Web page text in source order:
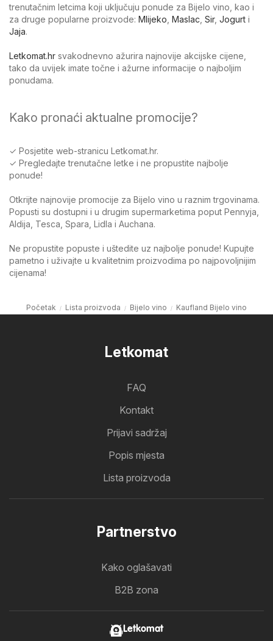
trenutačnim letcima koji uključuju ponude za Bijelo vino, kao i
za druge popularne proizvode: Mlijeko Maslac Sir, Jogurt i
Jaja.
Letkomat.hr svakodnevno ažurira najnovije akcijske cijene,
tako da uvijek imate točne i ažurne informacije o najboljim
ponudama.
Kako pronaći aktualne promocije?
✓ Posjetite web-stranicu Letkomat.hr.
✓ Pregledajte trenutačne letke i ne propustite najbolje
ponude!
Otkrijte najnovije promocije za Bijelo vino u raznim trgovinama.
Popusti su dostupni i u drugim supermarketima poput Pennyja,
Aldija, Tesca, Spara, Lidla i Auchana.
Ne propustite popuste i uštedite uz najbolje ponude! Kupujte
pametno i uživajte u kvalitetnim proizvodima po najpovoljnijim
cijenama!
Početak Lista proizvoda Bijelo vino Kaufland Bijelo vino
Letkomat
FAQ
Kontakt
Prijavi sadržaj
Popis mjesta
Lista proizvoda
Partnerstvo
Kako oglašavati
B2B zona
Letkomat